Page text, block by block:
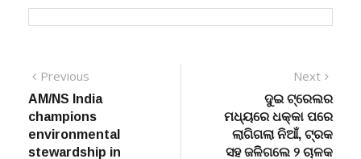
Post
navigation
PreviousPrevious
post:
AM/NS India
champions
environmental
Next
post:
ଦୁଇ ଟ୍ରେଲର
ମଧ୍ୟରେ ଧକ୍କା ପରେ
ଲାଗିଗଲା ନିଆଁ, ଟ୍ରକ